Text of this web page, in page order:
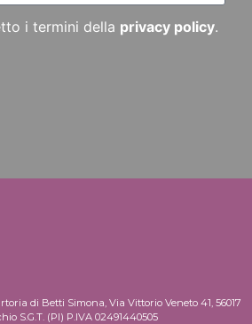
i termini della privacy policy.
di Betti Simona, Via Vittorio Veneto 41, 56017
S.G.T. (PI) P.IVA 02491440505